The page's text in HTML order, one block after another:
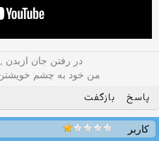
در رفتن جان
من خود به چشم
پاسخ بازگفت
کاربر